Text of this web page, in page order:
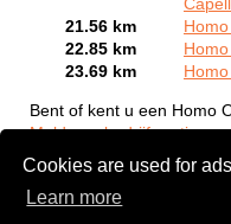
Cookies are used for
Learn more
21.56 km
22.85 km
23.69 km
Bent of kent u een Homo
Meld een bedrijf gratis aan